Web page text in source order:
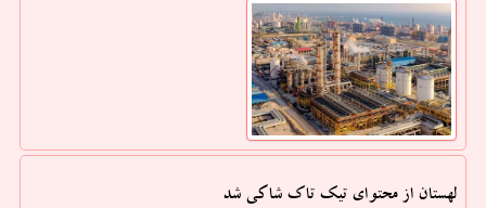
لهستان از محتوای تیک تاک شاکی شد